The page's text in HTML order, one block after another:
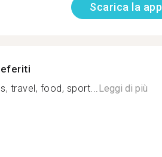
Scarica la app
travel, food, sport...Leggi di più